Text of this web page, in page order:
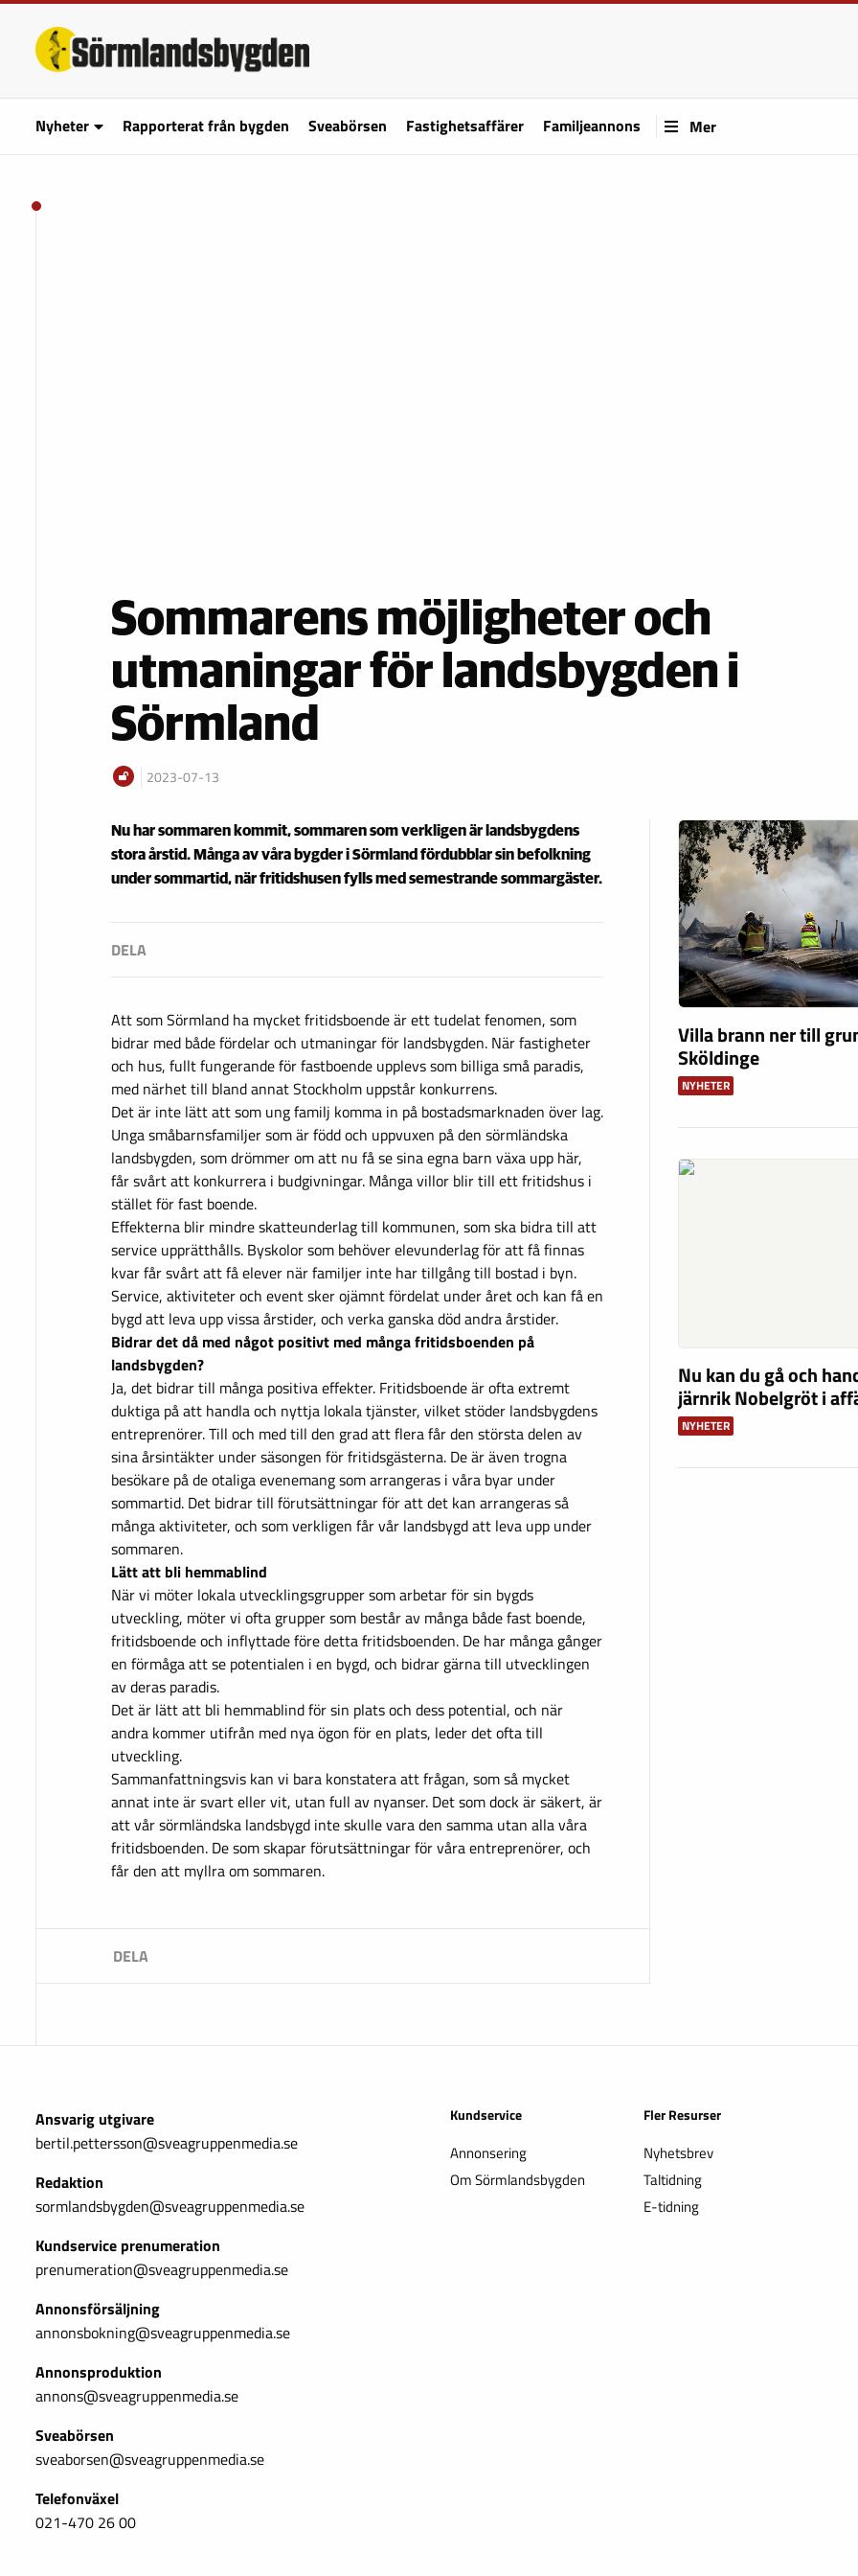
Nyheter Rapporterat från bygden Sveabörsen Fastighetsaffärer Familjeannons Mer
Sommarens möjligheter och
utmaningar för landsbygden i
Sörmland
2023-07-13
Nu har sommaren kommit, sommaren som verkligen är landsbygdens
stora årstid. Många av våra bygder i Sörmland fördubblar sin befolkning
under sommartid, när fritidshusen fylls med semestrande sommargäster.
Att som Sörmland ha mycket fritidsboende är ett tudelat fenomen, som
bidrar med både fördelar och utmaningar för landsbygden. När fastigheter
och hus, fullt fungerande för fastboende upplevs som billiga små paradis,
med närhet till bland annat Stockholm uppstår konkurrens.
Det är inte lätt att som ung familj komma in på bostadsmarknaden över lag.
Unga småbarnsfamiljer som är född och uppvuxen på den sörmländska
landsbygden, som drömmer om att nu få se sina egna barn växa upp här,
får svårt att konkurrera i budgivningar. Många villor blir till ett fritidshus i
stället för fast boende.
Effekterna blir mindre skatteunderlag till kommunen, som ska bidra till att
service upprätthålls. Byskolor som behöver elevunderlag för att få finnas
kvar får svårt att få elever när familjer inte har tillgång till bostad i byn.
Service, aktiviteter och event sker ojämnt fördelat under året och kan få en
bygd att leva upp vissa årstider, och verka ganska död andra årstider.
Bidrar det då med något positivt med många fritidsboenden på
landsbygden?
Ja, det bidrar till många positiva effekter. Fritidsboende är ofta extremt
duktiga på att handla och nyttja lokala tjänster, vilket stöder landsbygdens
entreprenörer. Till och med till den grad att flera får den största delen av
sina årsintäkter under säsongen för fritidsgästerna. De är även trogna
besökare på de otaliga evenemang som arrangeras i våra byar under
sommartid. Det bidrar till förutsättningar för att det kan arrangeras så
många aktiviteter, och som verkligen får vår landsbygd att leva upp under
sommaren.
Lätt att bli hemmablind
När vi möter lokala utvecklingsgrupper som arbetar för sin bygds
utveckling, möter vi ofta grupper som består av många både fast boende,
fritidsboende och inflyttade före detta fritidsboenden. De har många gånger
en förmåga att se potentialen i en bygd, och bidrar gärna till utvecklingen
av deras paradis.
Det är lätt att bli hemmablind för sin plats och dess potential, och när
andra kommer utifrån med nya ögon för en plats, leder det ofta till
utveckling.
Sammanfattningsvis kan vi bara konstatera att frågan, som så mycket
annat inte är svart eller vit, utan full av nyanser. Det som dock är säkert, är
att vår sörmländska landsbygd inte skulle vara den samma utan alla våra
fritidsboenden. De som skapar förutsättningar för våra entreprenörer, och
får den att myllra om sommaren.
Villa brann ner till
Sköldinge
NYHETER
Nu kan du gå och
järnrik Nobelgröt i
NYHETER
Ansvarig utgivare
bertil.pettersson@sveagruppenmedia.se
Redaktion
sormlandsbygden@sveagruppenmedia.se
Kundservice prenumeration
prenumeration@sveagruppenmedia.se
Annonsförsäljning
annonsbokning@sveagruppenmedia.se
Annonsproduktion
annons@sveagruppenmedia.se
Sveabörsen
sveaborsen@sveagruppenmedia.se
Telefonväxel
021-470 26 00
Kundservice
Annonsering
Om Sörmlandsbygden
Fler Resurser
Nyhetsbrev
Taltidning
E-tidning